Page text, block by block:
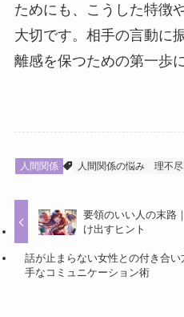
ためにも、こうした特徴
大切です。相手の言動に
離感を保つための第一歩
人間関係 人間関係の悩み 理不
要領のいい人の末路
け出すヒント
話が止まらない女性との付き合
手なコミュニケーション術